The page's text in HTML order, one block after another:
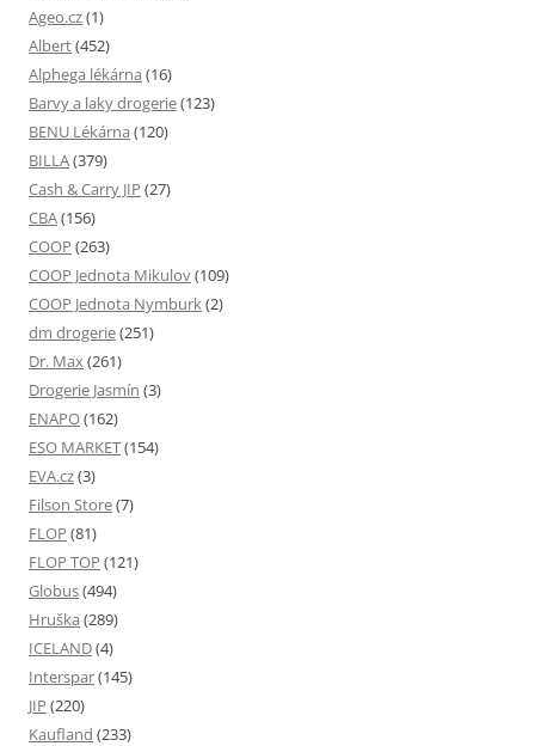
Ageo.cz(1)
Albert(452)
Alphega lékárna (16)
Barvy a laky drogerie(123)
BENU Lékárna (120)
BILLA(379)
Cash & Carry JIP (27)
CBA(156)
COOP (263)
COOP Jednota Mikulov(109)
COOP Jednota Nymburk(2)
dm drogerie(251)
Dr. Max(261)
Drogerie Jasmín (3)
ENAPO(162)
ESO MARKET(154)
EVA.cz(3)
Filson Store(7)
FLOP (81)
FLOP TOP (121)
Globus(494)
Hruška (289)
ICELAND(4)
Interspar(145)
JIP (220)
Kaufland (233)